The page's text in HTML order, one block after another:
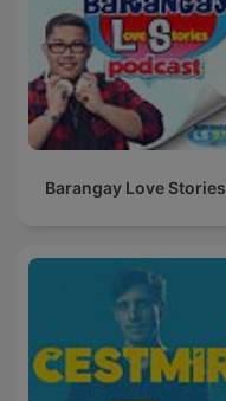
Barangay Love Stories